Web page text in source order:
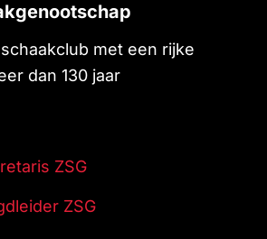
met een rijke
dan 130 jaar
ZSG
ZSG